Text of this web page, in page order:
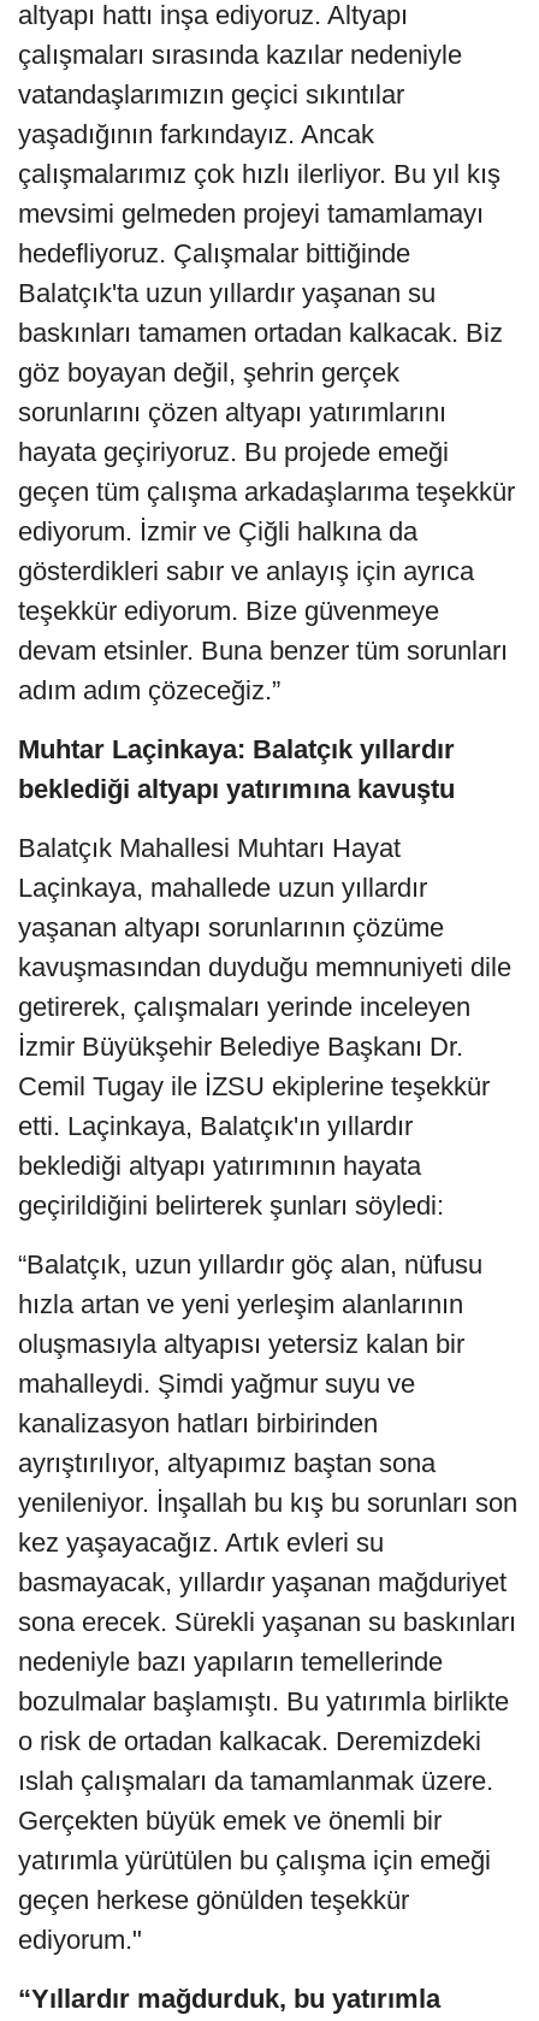
altyapı hattı inşa ediyoruz. Altyapı
çalışmaları sırasında kazılar nedeniyle
vatandaşlarımızın geçici sıkıntılar
yaşadığının farkındayız. Ancak
çalışmalarımız çok hızlı ilerliyor. Bu yıl kış
mevsimi gelmeden projeyi tamamlamayı
hedefliyoruz. Çalışmalar bittiğinde
Balatçık'ta uzun yıllardır yaşanan su
baskınları tamamen ortadan kalkacak. Biz
göz boyayan değil, şehrin gerçek
sorunlarını çözen altyapı yatırımlarını
hayata geçiriyoruz. Bu projede emeği
geçen tüm çalışma arkadaşlarıma teşekkür
ediyorum. İzmir ve Çiğli halkına da
gösterdikleri sabır ve anlayış için ayrıca
teşekkür ediyorum. Bize güvenmeye
devam etsinler. Buna benzer tüm sorunları
adım adım çözeceğiz.”
Muhtar Laçinkaya: Balatçık yıllardır
beklediği altyapı yatırımına kavuştu
Balatçık Mahallesi Muhtarı Hayat
Laçinkaya, mahallede uzun yıllardır
yaşanan altyapı sorunlarının çözüme
kavuşmasından duyduğu memnuniyeti dile
getirerek, çalışmaları yerinde inceleyen
İzmir Büyükşehir Belediye Başkanı Dr.
Cemil Tugay ile İZSU ekiplerine teşekkür
etti. Laçinkaya, Balatçık'ın yıllardır
beklediği altyapı yatırımının hayata
geçirildiğini belirterek şunları söyledi:
“Balatçık, uzun yıllardır göç alan, nüfusu
hızla artan ve yeni yerleşim alanlarının
oluşmasıyla altyapısı yetersiz kalan bir
mahalleydi. Şimdi yağmur suyu ve
kanalizasyon hatları birbirinden
ayrıştırılıyor, altyapımız baştan sona
yenileniyor. İnşallah bu kış bu sorunları son
kez yaşayacağız. Artık evleri su
basmayacak, yıllardır yaşanan mağduriyet
sona erecek. Sürekli yaşanan su baskınları
nedeniyle bazı yapıların temellerinde
bozulmalar başlamıştı. Bu yatırımla birlikte
o risk de ortadan kalkacak. Deremizdeki
ıslah çalışmaları da tamamlanmak üzere.
Gerçekten büyük emek ve önemli bir
yatırımla yürütülen bu çalışma için emeği
geçen herkese gönülden teşekkür
ediyorum."
“Yıllardır mağdurduk, bu yatırımla